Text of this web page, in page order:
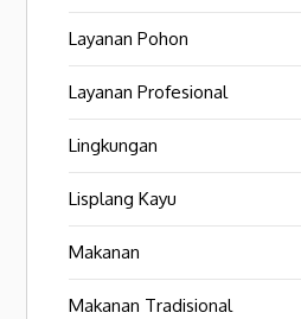
Layanan Pohon
Layanan Profesional
Lingkungan
Lisplang Kayu
Makanan
Makanan Tradisional